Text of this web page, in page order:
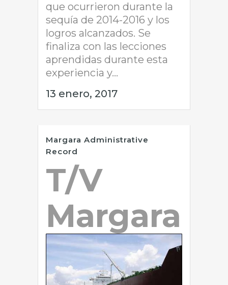
que ocurrieron durante la
sequía de 2014-2016 y los
logros alcanzados. Se
finaliza con las lecciones
aprendidas durante esta
experiencia y...
13 enero, 2017
Margara Administrative
Record
T/V
Margara